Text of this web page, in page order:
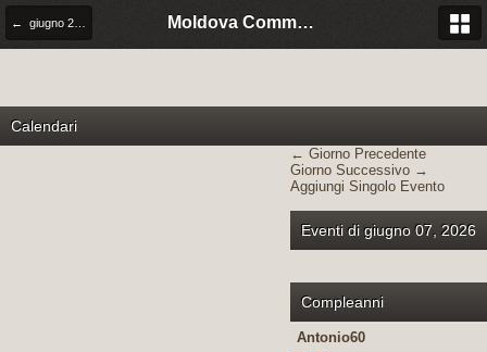
Moldova Community Italia
Calendari
← Giorno Precedente
Giorno Successivo →
Aggiungi Singolo Evento
Eventi di giugno 07, 2026
Compleanni
Antonio60